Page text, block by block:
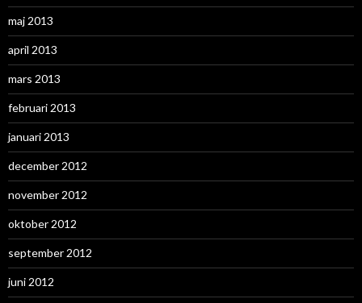
maj 2013
april 2013
mars 2013
februari 2013
januari 2013
december 2012
november 2012
oktober 2012
september 2012
juni 2012